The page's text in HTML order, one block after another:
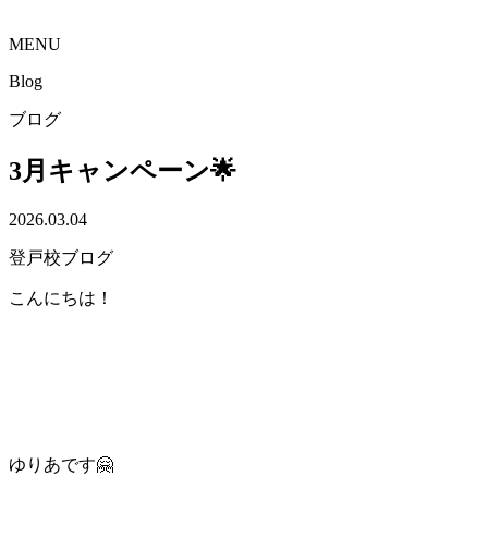
MENU
Blog
ブログ
3月キャンペーン🌟
2026.03.04
登戸校ブログ
こんにちは！
ゆりあです🤗